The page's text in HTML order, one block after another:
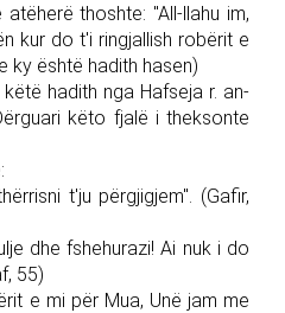
thoshte: "All-llahu im,
kur do t'i ringjallish ro­bërit e
ky është hadith hasen)
hadith nga Hafseja r. an­
këto fjalë i theksonte
t'ju përgjigjem". (Gafir,
dhe fshehurazi! Ai nuk i do
55)
e mi për Mua, Unë jam me